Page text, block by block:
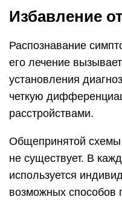
Избавление
Распознавание
его лечение
установления
четкую
расстройствами.
Общепринятой схемы
не существует. В
используется
возможных способов